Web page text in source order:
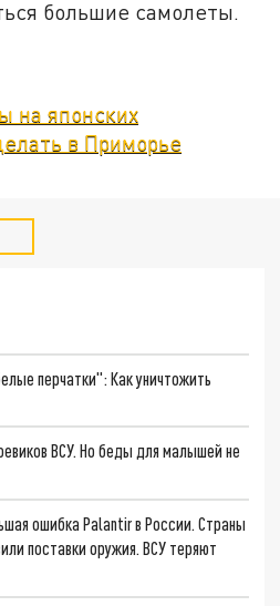
большие самолеты.
на японских
в Приморье
перчатки": Как уничтожить
ВСУ. Но беды для малышей не
ошибка Palantir в России. Страны
поставки оружия. ВСУ теряют